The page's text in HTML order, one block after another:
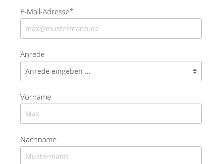
E-Mail-Adresse*
Anrede
Vorname
Nachname